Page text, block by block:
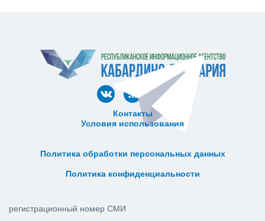
Контакты
Условия использования
Политика обработки персональных данных
Политика конфиденциальности
регистрационный номер СМИ